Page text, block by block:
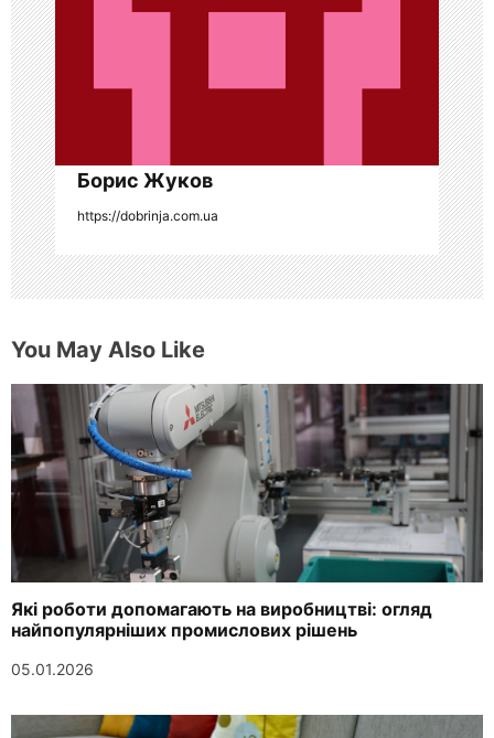
а
п
и
с
я
м
Борис Жуков
https://dobrinja.com.ua
You May Also Like
Які роботи допомагають на виробництві: огляд
найпопулярніших промислових рішень
05.01.2026